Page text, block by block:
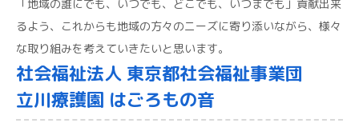
「地域の誰にでも、いつでも、どこでも、いつまでも」貢献出来
るよう、これからも地域の方々のニーズに寄り添いながら、様々
な取り組みを考えていきたいと思います。
社会福祉法人 東京都社会福祉事業団
立川療護園 はごろもの音